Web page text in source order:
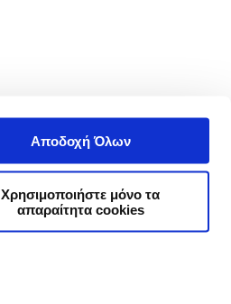
Αποδοχή Όλων
Χρησιμοποιήστε μόνο τα
απαραίτητα cookies